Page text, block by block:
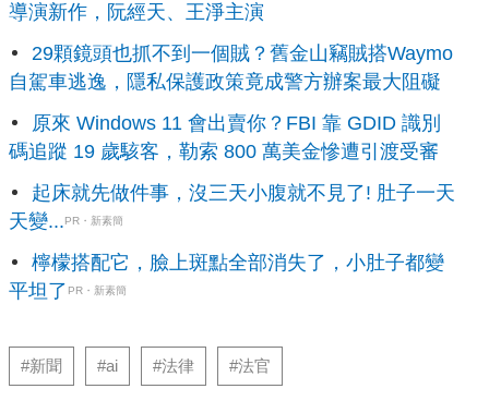
導演新作，阮經天、王淨主演
29顆鏡頭也抓不到一個賊？舊金山竊賊搭Waymo
自駕車逃逸，隱私保護政策竟成警方辦案最大阻礙
原來 Windows 11 會出賣你？FBI 靠 GDID 識別
碼追蹤 19 歲駭客，勒索 800 萬美金慘遭引渡受審
起床就先做件事，沒三天小腹就不見了! 肚子一天
天變... PR・新素簡
檸檬搭配它，臉上斑點全部消失了，小肚子都變
平坦了 PR・新素簡
#新聞 #ai #法律 #法官